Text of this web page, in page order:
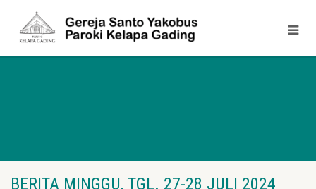
BERITA MINGGU, TGL. 27-28 JULI 2024